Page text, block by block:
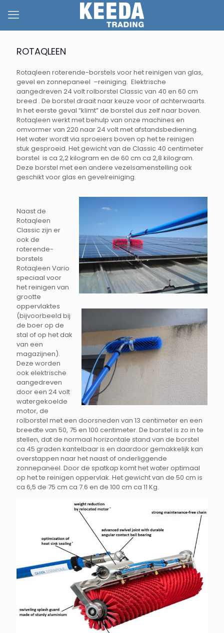
ROTAQLEEN
Rotaqleen roterende-borstels voor het reinigen van glas,
gevel en zonnepaneel –reiniging. Elektrische
aangedreven 24 volt rolborstel Classic van 40 en 60 cm
breed . De borstel draait naar keuze voor of achterwaarts.
In het eerste geval “klimt” de borstel dus zelf naar boven.
Rotaqleen werkt met behulp van onze machines en
omvormer van 220 naar 24 volt met afstandsbediening.
Het water wordt via sproeiers boven op het te reinigen
stuk gesproeid. Het gewicht van de Classic 40 centimeter
borstel is ca 2,2 kilogram en de 60 cm ca 2,8 kilogram.
Deze borstel met een andere vezelsamenstelling ook
geschikt voor glas en gevelreiniging.
Naast de
Rotaqleen
Classic zijn er
ook de
roterende-
borstels
Rotaqleen Vario
speciaal voor
het reinigen van
grootte
oppervlaktes
(bijvoorbeeld bij
de boer op de
stal of op het dak
van een
magazijnen).
Deze worden
ook elektrische
aangedreven
door een 24 volt
watergekoelde
motor, de
rolborstel met een doorsneden van 13 centimeter en een
breedte van 50, 75 en 100 centimeter. De borstel is zo in te
stellen, dat de normaal horizontale stand van de borstel
ca 45 graden kantelbaar is en daardoor gemakkelijk kan
overstappen naar het naast of onderliggende
zonnepaneel. Door de spatkap komt het water optimaal
op het te reinigen oppervlak. Het gewicht van de 50 cm is
ca 6,5 de 75 cm ca 7.6 en de 100 cm ca 11 Kg.